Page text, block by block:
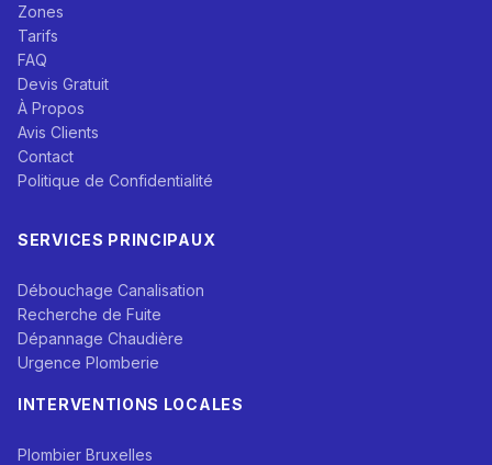
Zones
Tarifs
FAQ
Devis Gratuit
À Propos
Avis Clients
Contact
Politique de Confidentialité
SERVICES PRINCIPAUX
Débouchage Canalisation
Recherche de Fuite
Dépannage Chaudière
Urgence Plomberie
INTERVENTIONS LOCALES
Plombier Bruxelles